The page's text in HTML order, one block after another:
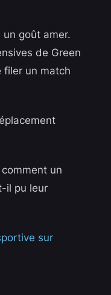
un goût amer.
de Green
filer un match
un
il pu leur
sur